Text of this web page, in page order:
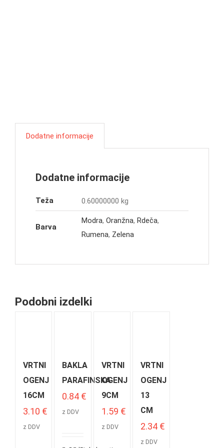
Dodatne informacije
Dodatne informacije
Teža 0.60000000 kg
Barva
Modra, Oranžna, Rdeča,
Rumena, Zelena
Podobni izdelki
VRTNI
OGENJ
16CM
3.10 €
z DDV
BAKLA
PARAFINSKA
0.84 €
z DDV
VRTNI
OGENJ
9CM
1.59 €
z DDV
VRTNI
OGENJ
13
CM
2.34 €
z DDV